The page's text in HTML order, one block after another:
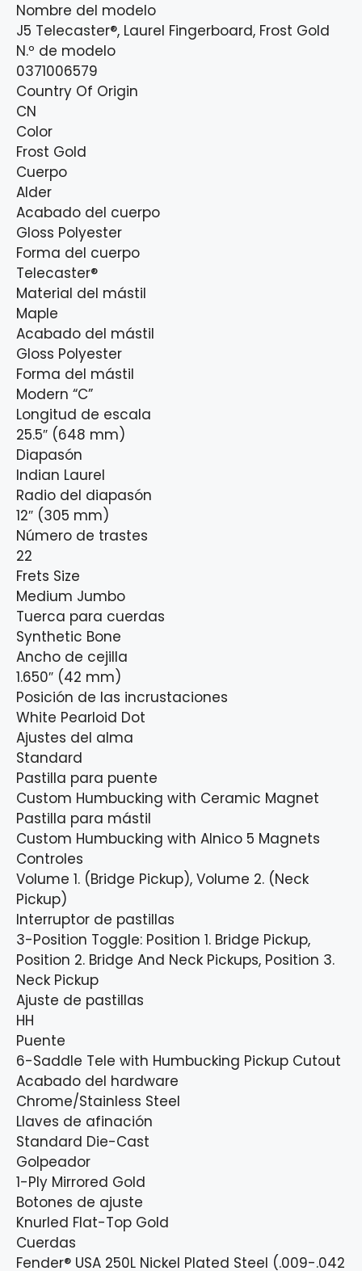
Nombre del modelo
J5 Telecaster®, Laurel Fingerboard, Frost Gold
N.º de modelo
0371006579
Country Of Origin
CN
Color
Frost Gold
Cuerpo
Alder
Acabado del cuerpo
Gloss Polyester
Forma del cuerpo
Telecaster®
Material del mástil
Maple
Acabado del mástil
Gloss Polyester
Forma del mástil
Modern “C”
Longitud de escala
25.5″ (648 mm)
Diapasón
Indian Laurel
Radio del diapasón
12″ (305 mm)
Número de trastes
22
Frets Size
Medium Jumbo
Tuerca para cuerdas
Synthetic Bone
Ancho de cejilla
1.650″ (42 mm)
Posición de las incrustaciones
White Pearloid Dot
Ajustes del alma
Standard
Pastilla para puente
Custom Humbucking with Ceramic Magnet
Pastilla para mástil
Custom Humbucking with Alnico 5 Magnets
Controles
Volume 1. (Bridge Pickup), Volume 2. (Neck
Pickup)
Interruptor de pastillas
3-Position Toggle: Position 1. Bridge Pickup,
Position 2. Bridge And Neck Pickups, Position 3.
Neck Pickup
Ajuste de pastillas
HH
Puente
6-Saddle Tele with Humbucking Pickup Cutout
Acabado del hardware
Chrome/Stainless Steel
Llaves de afinación
Standard Die-Cast
Golpeador
1-Ply Mirrored Gold
Botones de ajuste
Knurled Flat-Top Gold
Cuerdas
Fender® USA 250L Nickel Plated Steel (.009-.042